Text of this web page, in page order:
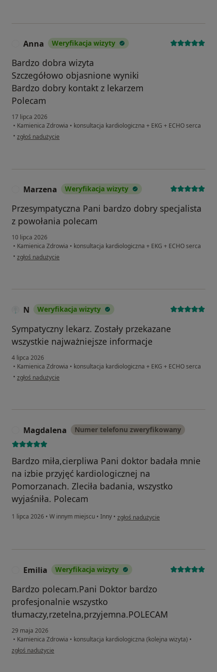
Anna Weryfikacja wizyty
Bardzo dobra wizyta
Szczegółowo objasnione wyniki
Bardzo dobry kontakt z lekarzem
Polecam
17 lipca 2026
• Kamienica Zdrowia • konsultacja kardiologiczna + EKG + ECHO serca
• w opinii użytkownika Anna
zgłoś nadużycie
Marzena Weryfikacja wizyty
Przesympatyczna Pani bardzo dobry specjalista
z powołania polecam
10 lipca 2026
• Kamienica Zdrowia • konsultacja kardiologiczna + EKG + ECHO serca
• w opinii użytkownika Marzena
zgłoś nadużycie
N Weryfikacja wizyty
Sympatyczny lekarz. Zostały przekazane
wszystkie najważniejsze informacje
4 lipca 2026
• Kamienica Zdrowia • konsultacja kardiologiczna + EKG + ECHO serca
• w opinii użytkownika N
zgłoś nadużycie
Magdalena Numer telefonu zweryfikowany
Bardzo miła,cierpliwa Pani doktor badała mnie
na izbie przyjęć kardiologicznej na
Pomorzanach. Zleciła badania, wszystko
wyjaśniła. Polecam
1 lipca 2026 • W innym miejscu • Inny • w opinii użytkownika Magdalena
zgłoś nadużycie
Emilia Weryfikacja wizyty
Bardzo polecam.Pani Doktor bardzo
profesjonalnie wszystko
tłumaczy,rzetelna,przyjemna.POLECAM
29 maja 2026
• Kamienica Zdrowia • konsultacja kardiologiczna (kolejna wizyta) •
w opinii użytkownika Emilia
zgłoś nadużycie